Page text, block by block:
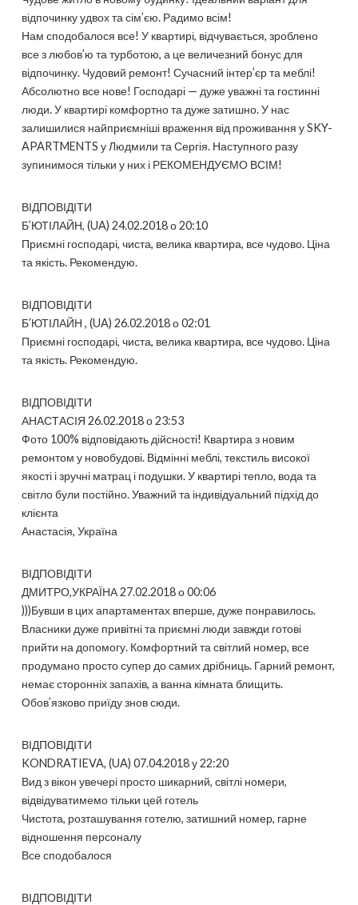
відпочинку удвох та сім’єю. Радимо всім!
Нам сподобалося все! У квартирі, відчувається, зроблено
все з любов’ю та турботою, а це величезний бонус для
відпочинку. Чудовий ремонт! Сучасний інтер’єр та меблі!
Абсолютно все нове! Господарі — дуже уважні та гостинні
люди. У квартирі комфортно та дуже затишно. У нас
залишилися найприємніші враження від проживання у SKY-
APARTMENTS у Людмили та Сергія. Наступного разу
зупинимося тільки у них і РЕКОМЕНДУЄМО ВСІМ!
ВІДПОВІДІТИ
Б’ЮТІЛАЙН, (UA) 24.02.2018 о 20:10
Приємні господарі, чиста, велика квартира, все чудово. Ціна
та якість. Рекомендую.
ВІДПОВІДІТИ
Б’ЮТІЛАЙН , (UA) 26.02.2018 о 02:01
Приємні господарі, чиста, велика квартира, все чудово. Ціна
та якість. Рекомендую.
ВІДПОВІДІТИ
АНАСТАСІЯ 26.02.2018 о 23:53
Фото 100% відповідають дійсності! Квартира з новим
ремонтом у новобудові. Відмінні меблі, текстиль високої
якості і зручні матрац і подушки. У квартирі тепло, вода та
світло були постійно. Уважний та індивідуальний підхід до
клієнта
Анастасія, Україна
ВІДПОВІДІТИ
ДМИТРО,УКРАЇНА 27.02.2018 о 00:06
)))Бувши в цих апартаментах вперше, дуже понравилось.
Власники дуже привітні та приємні люди завжди готові
прийти на допомогу. Комфортний та світлий номер, все
продумано просто супер до самих дрібниць. Гарний ремонт,
немає сторонніх запахів, а ванна кімната блищить.
Обов’язково приїду знов сюди.
ВІДПОВІДІТИ
KONDRATIEVA, (UA) 07.04.2018 у 22:20
Вид з вікон увечері просто шикарний, світлі номери,
відвідуватимемо тільки цей готель
Чистота, розташування готелю, затишний номер, гарне
відношення персоналу
Все сподобалося
ВІДПОВІДІТИ